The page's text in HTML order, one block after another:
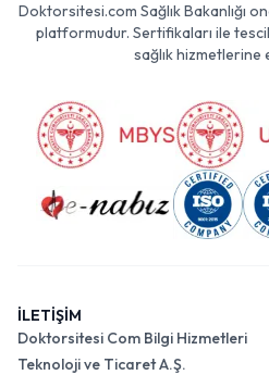
Doktorsitesi.com Sağlık Bakanlığı
platformudur. Sertifikaları ile
sağlık hizmetlerine
İLETİŞİM
Doktorsitesi Com Bilgi Hizmetleri
Teknoloji ve Ticaret A.Ş.